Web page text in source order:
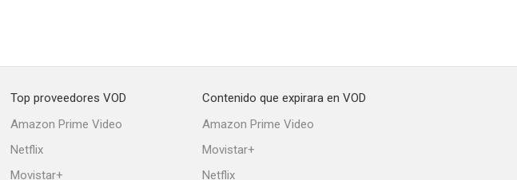
Top proveedores VOD
Amazon Prime Video
Netflix
Movistar+
Contenido que expirara en VOD
Amazon Prime Video
Movistar+
Netflix